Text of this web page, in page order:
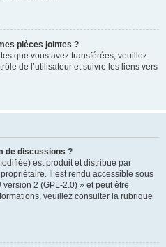
pièces jointes ?
que vous avez transférées, veuillez
de l’utilisateur et suivre les liens vers
de discussions ?
est produit et distribué par
Il est rendu accessible sous
2 (GPL-2.0) » et peut être
veuillez consulter la rubrique